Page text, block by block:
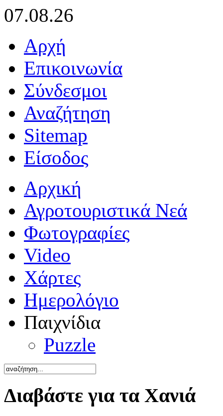
07.08.26
Αρχή
Επικοινωνία
Σύνδεσμοι
Αναζήτηση
Sitemap
Είσοδος
Αρχική
Αγροτουριστικά Νεά
Φωτογραφίες
Video
Χάρτες
Ημερολόγιο
Παιχνίδια
Puzzle
Διαβάστε για τα Χανιά